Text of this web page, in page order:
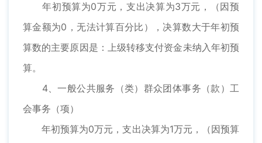
年初预算为0万元，支出决算为3万元，（因预
算金额为0，无法计算百分比），决算数大于年初预
算数的主要原因是：上级转移支付资金未纳入年初预
算。
4、一般公共服务（类）群众团体事务（款）工
会事务（项）
年初预算为0万元，支出决算为1万元，（因预算